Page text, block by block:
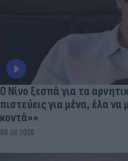
Ο Νίνο ξεσπά για τα
πιστεύεις για μένα, έλα να
κοντά»»
06.08.2026